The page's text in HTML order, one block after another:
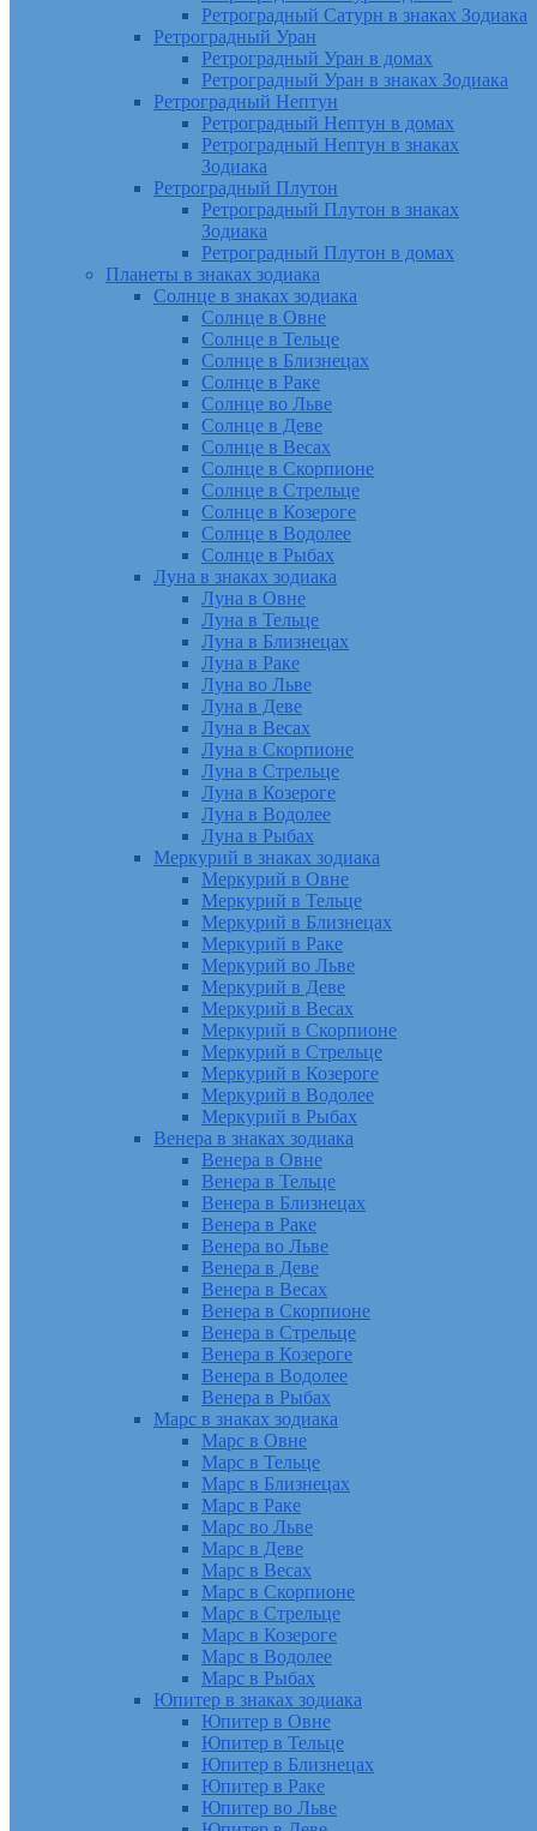
Ретроградный Сатурн в знаках Зодиака
Ретроградный Уран
Ретроградный Уран в домах
Ретроградный Уран в знаках Зодиака
Ретроградный Нептун
Ретроградный Нептун в домах
Ретроградный Нептун в знаках
Зодиака
Ретроградный Плутон
Ретроградный Плутон в знаках
Зодиака
Ретроградный Плутон в домах
Планеты в знаках зодиака
Солнце в знаках зодиака
Солнце в Овне
Солнце в Тельце
Солнце в Близнецах
Солнце в Раке
Солнце во Льве
Солнце в Деве
Солнце в Весах
Солнце в Скорпионе
Солнце в Стрельце
Солнце в Козероге
Солнце в Водолее
Солнце в Рыбах
Луна в знаках зодиака
Луна в Овне
Луна в Тельце
Луна в Близнецах
Луна в Раке
Луна во Льве
Луна в Деве
Луна в Весах
Луна в Скорпионе
Луна в Стрельце
Луна в Козероге
Луна в Водолее
Луна в Рыбах
Меркурий в знаках зодиака
Меркурий в Овне
Меркурий в Тельце
Меркурий в Близнецах
Меркурий в Раке
Меркурий во Льве
Меркурий в Деве
Меркурий в Весах
Меркурий в Скорпионе
Меркурий в Стрельце
Меркурий в Козероге
Меркурий в Водолее
Меркурий в Рыбах
Венера в знаках зодиака
Венера в Овне
Венера в Тельце
Венера в Близнецах
Венера в Раке
Венера во Льве
Венера в Деве
Венера в Весах
Венера в Скорпионе
Венера в Стрельце
Венера в Козероге
Венера в Водолее
Венера в Рыбах
Марс в знаках зодиака
Марс в Овне
Марс в Тельце
Марс в Близнецах
Марс в Раке
Марс во Льве
Марс в Деве
Марс в Весах
Марс в Скорпионе
Марс в Стрельце
Марс в Козероге
Марс в Водолее
Марс в Рыбах
Юпитер в знаках зодиака
Юпитер в Овне
Юпитер в Тельце
Юпитер в Близнецах
Юпитер в Раке
Юпитер во Льве